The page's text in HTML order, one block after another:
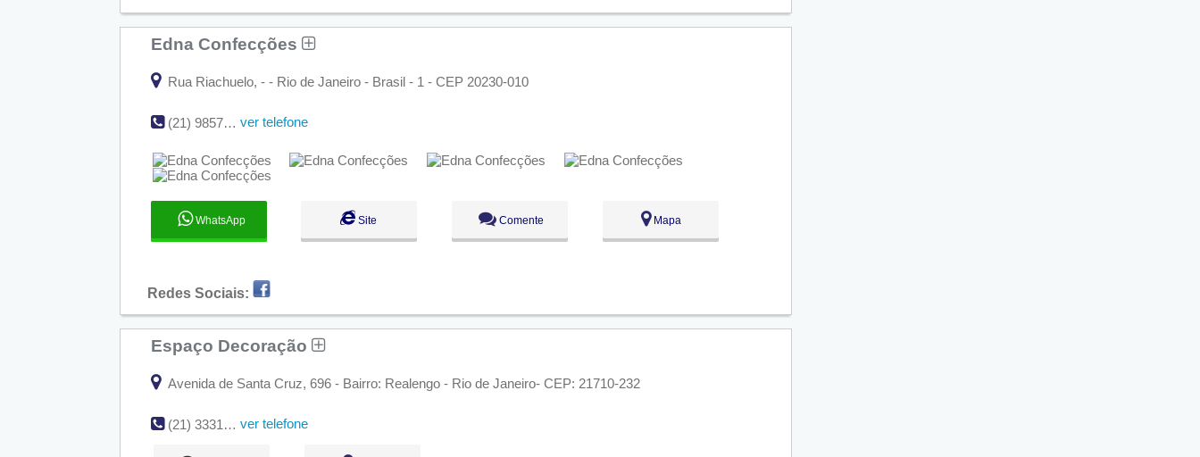
Edna Confecções
Rua Riachuelo, - - Rio de Janeiro - Brasil - 1 - CEP 20230-010
(21) 98570-7844 ver telefone
WhatsApp Site Comente Mapa
Redes Sociais:
Espaço Decoração
Avenida de Santa Cruz, 696 - Bairro: Realengo - Rio de Janeiro- CEP: 21710-232
(21) 3331-1291 ver telefone